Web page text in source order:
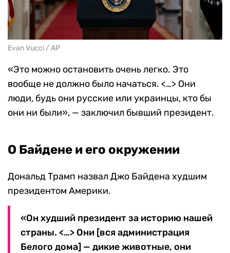
Evan Vucci / AP
«Это можно остановить очень легко. Это
вообще не должно было начаться. <…> Они
люди, будь они русские или украинцы, кто бы
они ни были», — заключил бывший президент.
О Байдене и его окружении
Дональд Трамп назвал Джо Байдена худшим
президентом Америки.
«Он худший президент за историю нашей
страны. <…> Они [вся администрация
Белого дома] — дикие животные, они